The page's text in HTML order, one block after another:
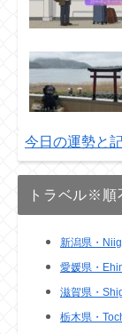
今日の運勢と
トラベル※順
新潟県・
愛媛県・
滋賀県・
栃木県・